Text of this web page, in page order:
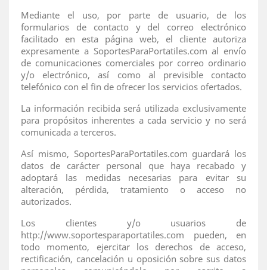
Mediante el uso, por parte de usuario, de los
formularios de contacto y del correo electrónico
facilitado en esta página web, el cliente autoriza
expresamente a SoportesParaPortatiles.com al envío
de comunicaciones comerciales por correo ordinario
y/o electrónico, así como al previsible contacto
telefónico con el fin de ofrecer los servicios ofertados.
La información recibida será utilizada exclusivamente
para propósitos inherentes a cada servicio y no será
comunicada a terceros.
Así mismo, SoportesParaPortatiles.com guardará los
datos de carácter personal que haya recabado y
adoptará las medidas necesarias para evitar su
alteración, pérdida, tratamiento o acceso no
autorizados.
Los clientes y/o usuarios de
http://www.soportesparaportatiles.com pueden, en
todo momento, ejercitar los derechos de acceso,
rectificación, cancelación u oposición sobre sus datos